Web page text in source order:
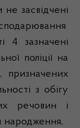
засвідчені
4 зазначені
поліції на
призначених
з обігу
речовин і
народження,